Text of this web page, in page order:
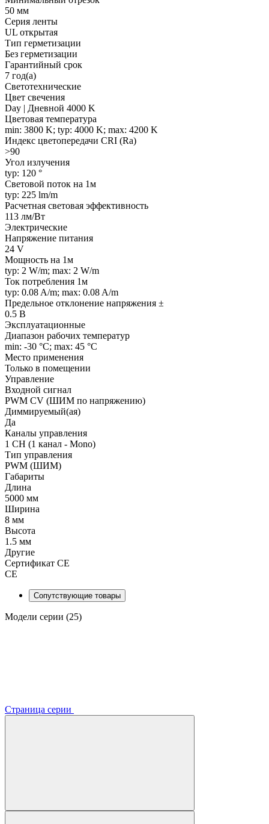
50 мм
Серия ленты
UL открытая
Тип герметизации
Без герметизации
Гарантийный срок
7 год(а)
Светотехнические
Цвет свечения
Day | Дневной 4000 K
Цветовая температура
min: 3800 K; typ: 4000 K; max: 4200 K
Индекс цветопередачи CRI (Ra)
>90
Угол излучения
typ: 120 °
Световой поток на 1м
typ: 225 lm/m
Расчетная световая эффективность
113 лм/Вт
Электрические
Напряжение питания
24 V
Мощность на 1м
typ: 2 W/m; max: 2 W/m
Ток потребления 1м
typ: 0.08 A/m; max: 0.08 A/m
Предельное отклонение напряжения ±
0.5 В
Эксплуатационные
Диапазон рабочих температур
min: -30 °C; max: 45 °C
Место применения
Только в помещении
Управление
Входной сигнал
PWM СV (ШИМ по напряжению)
Диммируемый(ая)
Да
Каналы управления
1 CH (1 канал - Mono)
Тип управления
PWM (ШИМ)
Габариты
Длина
5000 мм
Ширина
8 мм
Высота
1.5 мм
Другие
Сертификат CE
CE
Сопутствующие товары
Модели серии (25)
Страница серии